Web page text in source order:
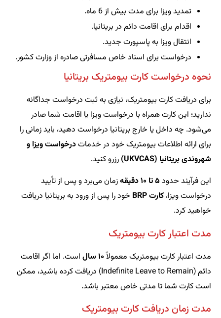
تمدید ویزا برای مدت بیش از 6 ماه.
اقدام برای اقامت دائم در بریتانیا.
انتقال ویزا به پاسپورت جدید.
درخواست برای اسناد خاص مسافرتی صادره از وزارت کشور.
نحوه درخواست کارت بیومتریک بریتانیا
برای دریافت کارت بیومتریک، نیازی به ثبت درخواست جداگانه
ندارید؛ این کارت همراه با درخواست ویزا یا اقامت شما صادر
می‌شود. چه داخل یا خارج بریتانیا درخواست دهید، باید زمانی را
برای ارائه اطلاعات بیومتریک خود در خدماتدرخواست ویزا و
شهروندی بریتانیا (UKVCAS)
رزرو کنید.
این فرآیند حدود ۵ تا ۱۰ دقیقه
زمان می‌برد و پس از تأیید
درخواست ویزا، کارت BRP
خود را پس از ورود به بریتانیا دریافت
خواهید کرد.
مدت اعتبار کارت بیومتریک
مدت اعتبار کارت بیومتریک معمولاً۱۰ سال
است. اما اگر اقامت
دائم (Indefinite Leave to Remain) دریافت کرده باشید، ممکن
است کارت شما تا مدتی خاص معتبر باشد.
مدت زمان دریافت کارت بیومتریک